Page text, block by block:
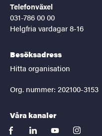
Telefonväxel
031-786 00 00
Helgfria vardagar 8-16
Besöksadress
Hitta organisation
Org. nummer: 202100-3153
Våra kanaler